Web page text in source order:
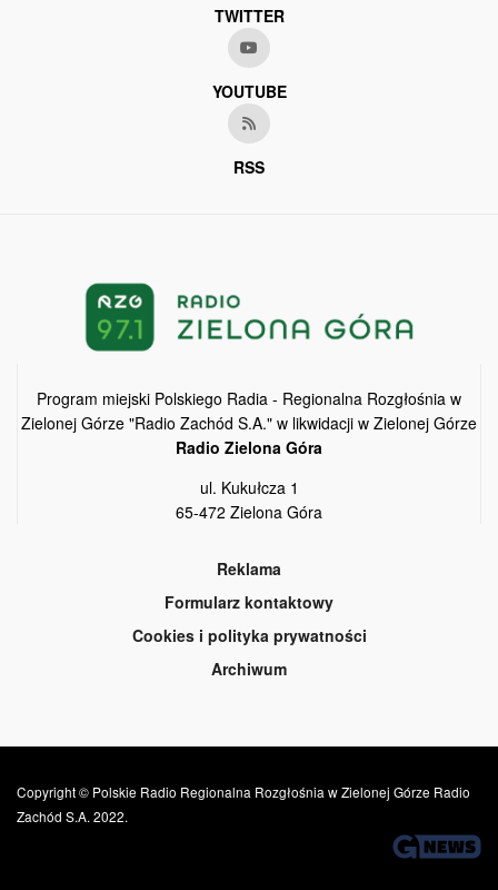
TWITTER
YOUTUBE
RSS
Program miejski Polskiego Radia - Regionalna Rozgłośnia w
Zielonej Górze "Radio Zachód S.A." w likwidacji w Zielonej Górze
Radio Zielona Góra
ul. Kukułcza 1
65-472 Zielona Góra
Reklama
Formularz kontaktowy
Cookies i polityka prywatności
Archiwum
Copyright © Polskie Radio Regionalna Rozgłośnia w Zielonej Górze Radio
Zachód S.A. 2022.